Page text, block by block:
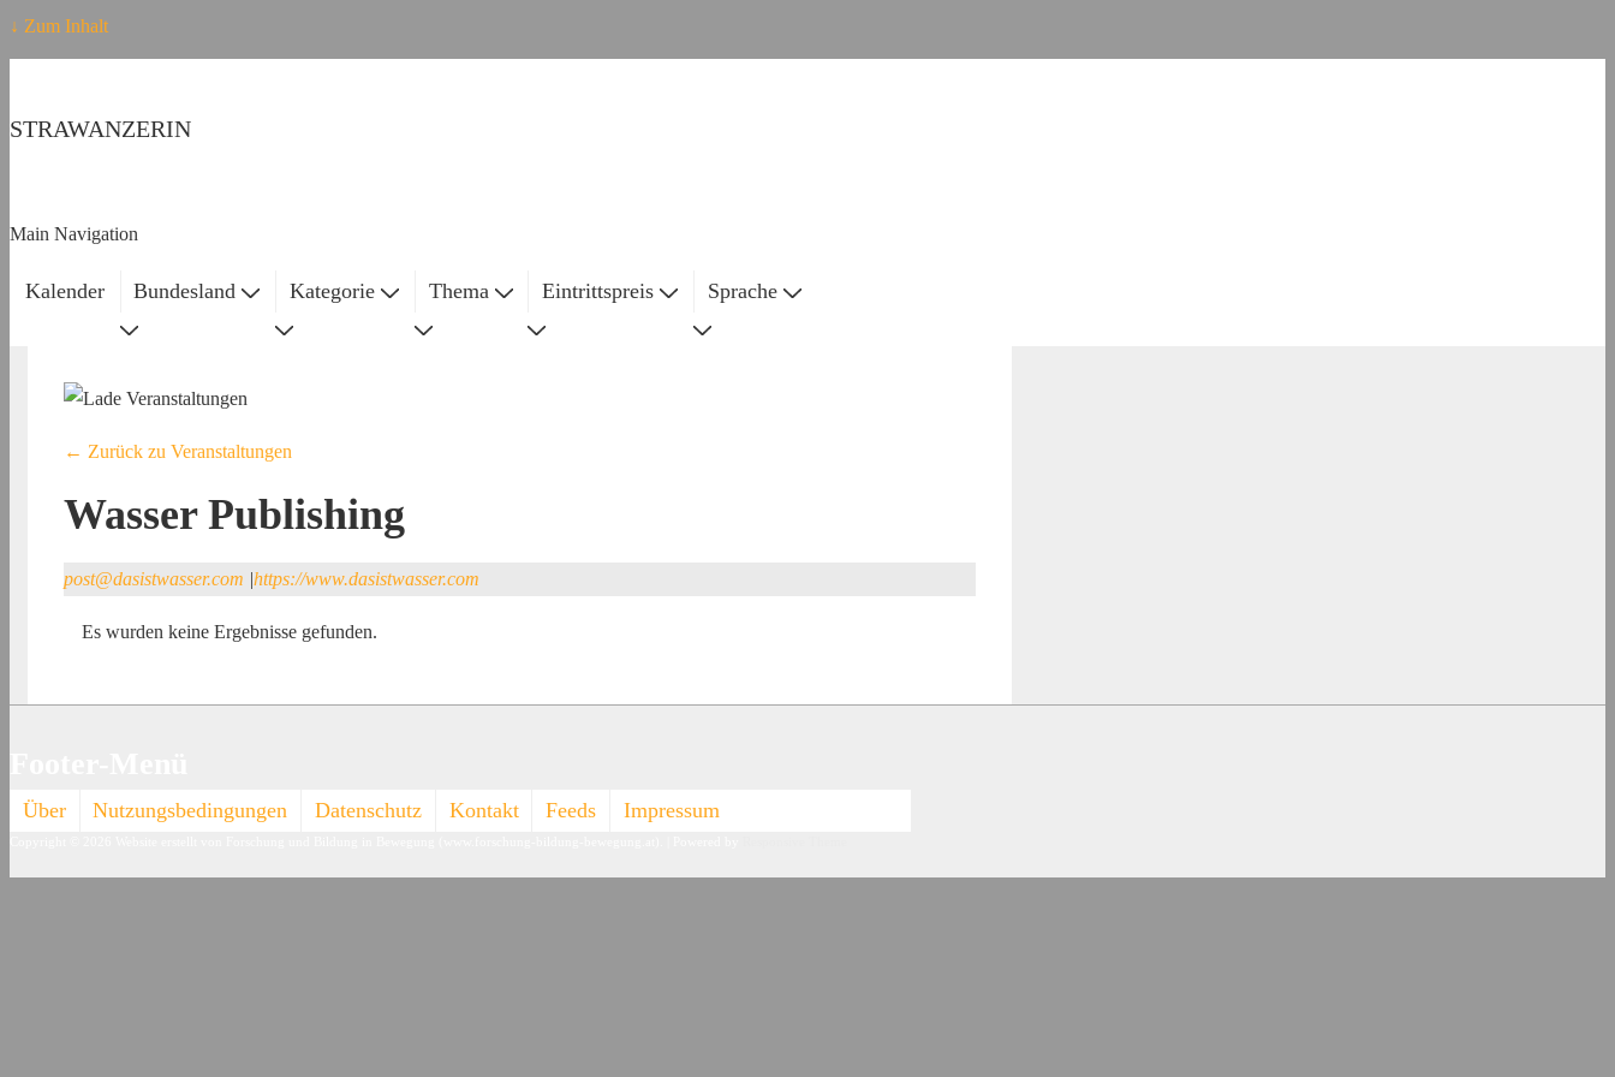
↓ Zum Inhalt
STRAWANZERIN
Main Navigation
Kalender Bundesland Kategorie Thema Eintrittspreis Sprache
← Zurück zu Veranstaltungen
Wasser Publishing
post@dasistwasser.com |https://www.dasistwasser.com
Es wurden keine Ergebnisse gefunden.
Über Nutzungsbedingungen Datenschutz Kontakt Feeds Impressum